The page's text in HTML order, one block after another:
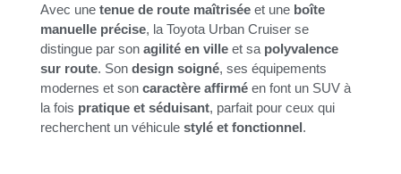
Avec une tenue de route maîtrisée et une boîte
manuelle précise, la Toyota Urban Cruiser se
distingue par son agilité en ville et sa polyvalence
sur route. Son design soigné, ses équipements
modernes et son caractère affirmé en font un SUV à
la fois pratique et séduisant, parfait pour ceux qui
recherchent un véhicule stylé et fonctionnel.